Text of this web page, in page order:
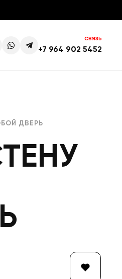
СВЯЗЬ
+7 964 902 5452
ДВЕРЬ